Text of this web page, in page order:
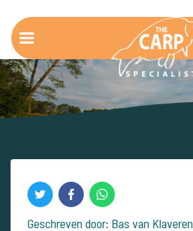
Geschreven door: Bas van Klaveren